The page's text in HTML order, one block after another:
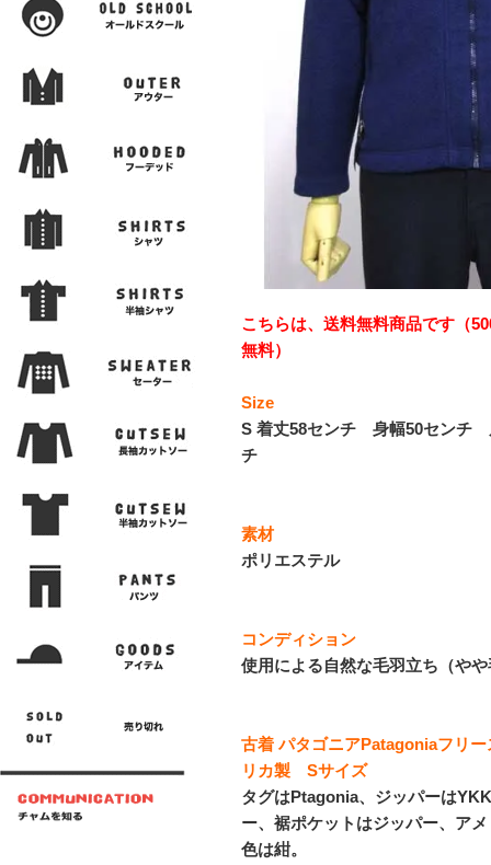
こちらは、送料無料商品です（
無料）
Size
S 着丈58センチ 身幅50センチ
チ
素材
ポリエステル
コンディション
使用による自然な毛羽立ち（や
古着 パタゴニアPatagoniaフリ
リカ製 Sサイズ
タグはPtagonia、ジッパーは
ー、裾ポケットはジッパー、ア
色は紺。